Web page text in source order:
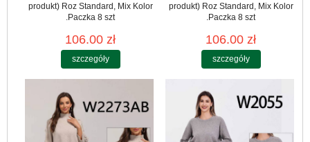
produkt) Roz Standard, Mix Kolor
.Paczka 8 szt
106.00 zł
szczegóły
produkt) Roz Standard, Mix Kolor
.Paczka 8 szt
106.00 zł
szczegóły